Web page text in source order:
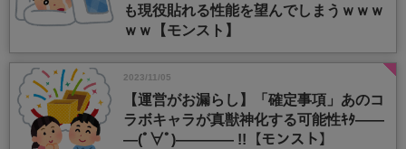
も現役貼れる性能を望んでしまうｗｗｗ
ｗｗ【モンスト】
2023/11/05
【運営がお漏らし】「確定事項」あのコ
ラボキャラが真獣神化する可能性ｷﾀ――
―(ﾟ∀ﾟ)―――― !!【モンスト】